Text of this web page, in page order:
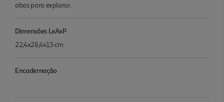
abas para explorar.
Dimensões LxAxP
22,4x28,4x1,5 cm
Encadernação
.